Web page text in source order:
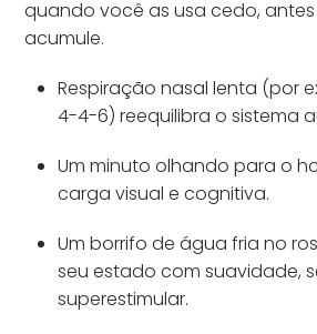
quando você as usa cedo,
acumule.
Respiração nasal lenta (por
4-4-6) reequilibra o sistema
Um minuto olhando para o
carga visual e cognitiva.
Um borrifo de água fria no
seu estado com suavidade,
superestimular.